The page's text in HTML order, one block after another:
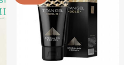
biến
tùy
chọn
có